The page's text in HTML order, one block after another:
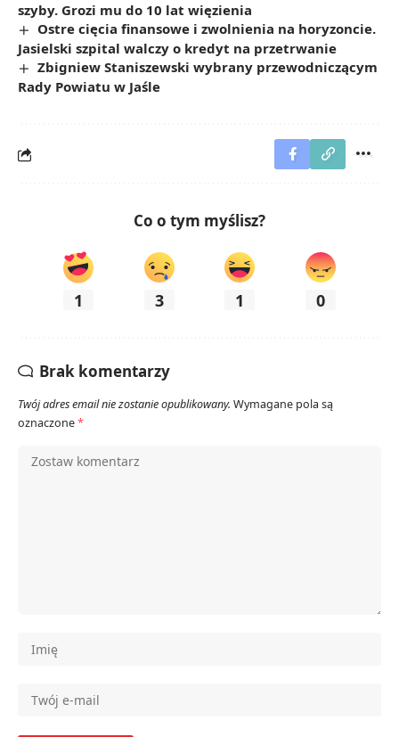
szyby. Grozi mu do 10 lat więzienia
Ostre cięcia finansowe i zwolnienia na horyzoncie.
Jasielski szpital walczy o kredyt na przetrwanie
Zbigniew Staniszewski wybrany przewodniczącym
Rady Powiatu w Jaśle
Co o tym myślisz?
1 3 1 0
Brak komentarzy
Twój adres email nie zostanie opublikowany. Wymagane pola są
oznaczone*